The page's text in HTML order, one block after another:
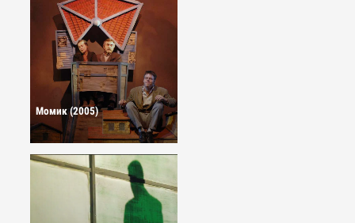
Момик (2005)